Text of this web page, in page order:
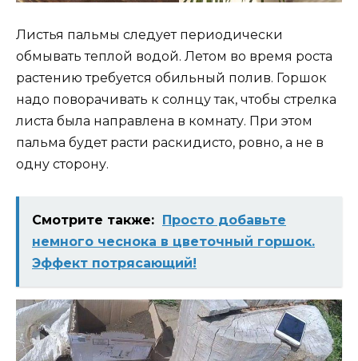
Листья пальмы следует периодически
обмывать теплой водой. Летом во время роста
растению требуется обильный полив. Горшок
надо поворачивать к солнцу так, чтобы стрелка
листа была направлена в комнату. При этом
пальма будет расти раскидисто, ровно, а не в
одну сторону.
Смотрите также: Просто добавьте
немного чеснока в цветочный горшок.
Эффект потрясающий!